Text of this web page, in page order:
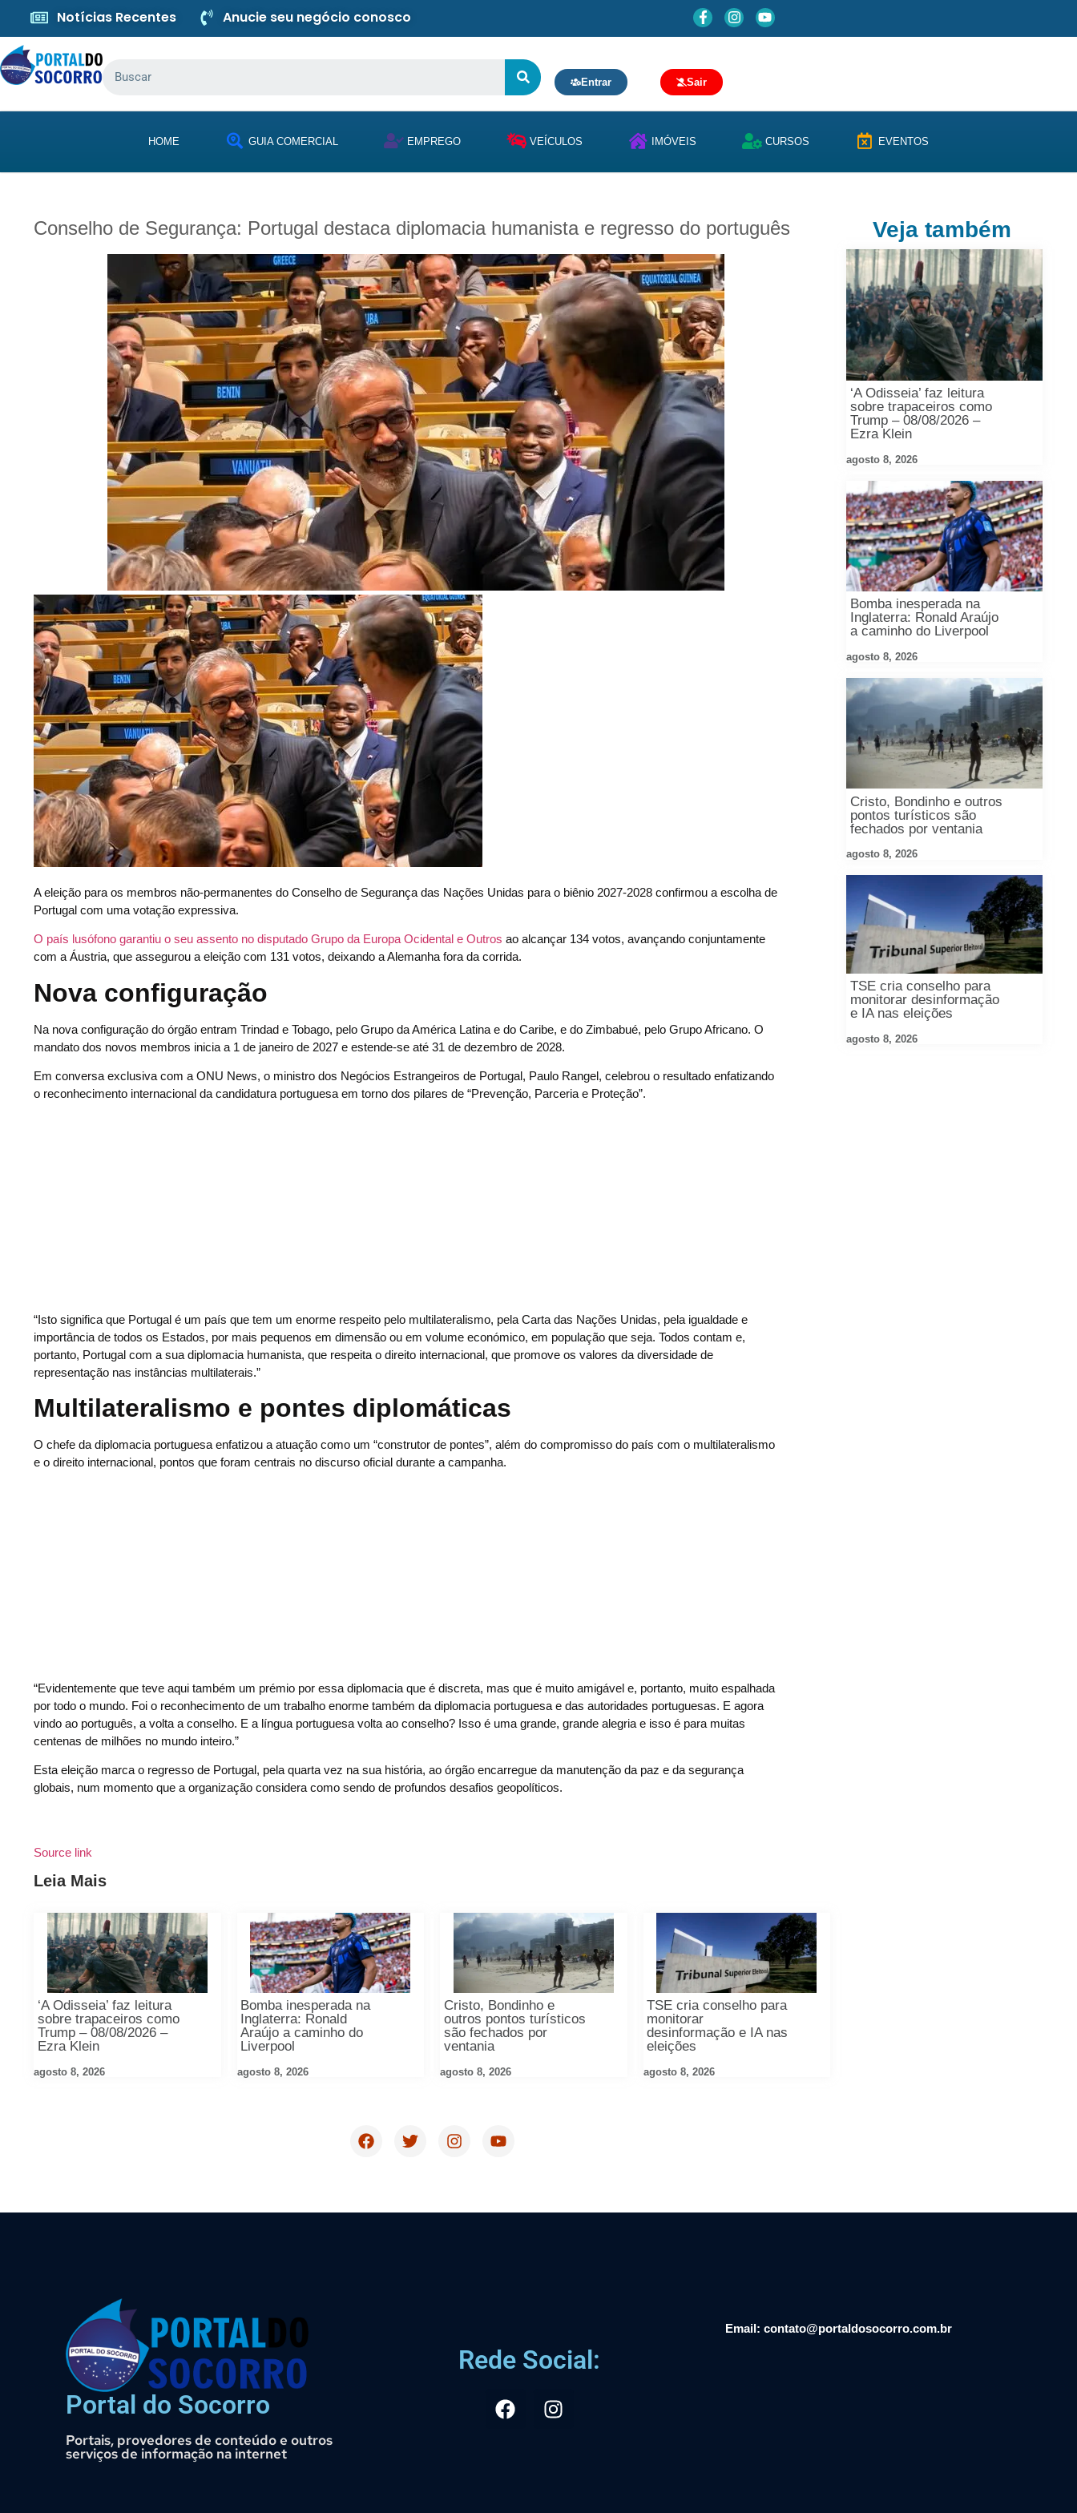
Notícias Recentes Anucie seu negócio conosco
Entrar Sair
HOME GUIA COMERCIAL EMPREGO VEÍCULOS IMÓVEIS CURSOS EVENTOS
Conselho de Segurança: Portugal destaca diplomacia humanista e regresso do português
A eleição para os membros não-permanentes do Conselho de Segurança das Nações Unidas para o biênio 2027-2028 confirmou a escolha de
Portugal com uma votação expressiva.
O país lusófono garantiu o seu assento no disputado Grupo da Europa Ocidental e Outros ao alcançar 134 votos, avançando conjuntamente
com a Áustria, que assegurou a eleição com 131 votos, deixando a Alemanha fora da corrida.
Nova configuração
Na nova configuração do órgão entram Trindad e Tobago, pelo Grupo da América Latina e do Caribe, e do Zimbabué, pelo Grupo Africano. O
mandato dos novos membros inicia a 1 de janeiro de 2027 e estende-se até 31 de dezembro de 2028.
Em conversa exclusiva com a ONU News, o ministro dos Negócios Estrangeiros de Portugal, Paulo Rangel, celebrou o resultado enfatizando
o reconhecimento internacional da candidatura portuguesa em torno dos pilares de “Prevenção, Parceria e Proteção”.
“Isto significa que Portugal é um país que tem um enorme respeito pelo multilateralismo, pela Carta das Nações Unidas, pela igualdade e
importância de todos os Estados, por mais pequenos em dimensão ou em volume económico, em população que seja. Todos contam e,
portanto, Portugal com a sua diplomacia humanista, que respeita o direito internacional, que promove os valores da diversidade de
representação nas instâncias multilaterais.”
Multilateralismo e pontes diplomáticas
O chefe da diplomacia portuguesa enfatizou a atuação como um “construtor de pontes”, além do compromisso do país com o multilateralismo
e o direito internacional, pontos que foram centrais no discurso oficial durante a campanha.
“Evidentemente que teve aqui também um prémio por essa diplomacia que é discreta, mas que é muito amigável e, portanto, muito espalhada
por todo o mundo. Foi o reconhecimento de um trabalho enorme também da diplomacia portuguesa e das autoridades portuguesas. E agora
vindo ao português, a volta a conselho. E a língua portuguesa volta ao conselho? Isso é uma grande, grande alegria e isso é para muitas
centenas de milhões no mundo inteiro.”
Esta eleição marca o regresso de Portugal, pela quarta vez na sua história, ao órgão encarregue da manutenção da paz e da segurança
globais, num momento que a organização considera como sendo de profundos desafios geopolíticos.
Source link
Leia Mais
‘A Odisseia’ faz leitura
sobre trapaceiros como
Trump – 08/08/2026 –
Ezra Klein
agosto 8, 2026
Bomba inesperada na
Inglaterra: Ronald
Araújo a caminho do
Liverpool
agosto 8, 2026
Cristo, Bondinho e
outros pontos turísticos
são fechados por
ventania
agosto 8, 2026
TSE cria conselho para
monitorar
desinformação e IA nas
eleições
agosto 8, 2026
Veja também
‘A Odisseia’ faz leitura
sobre trapaceiros como
Trump – 08/08/2026 –
Ezra Klein
agosto 8, 2026
Bomba inesperada na
Inglaterra: Ronald Araújo
a caminho do Liverpool
agosto 8, 2026
Cristo, Bondinho e outros
pontos turísticos são
fechados por ventania
agosto 8, 2026
TSE cria conselho para
monitorar desinformação
e IA nas eleições
agosto 8, 2026
Portal do Socorro
Portais, provedores de conteúdo e outros
serviços de informação na internet
Rede Social:
Email: contato@portaldosocorro.com.br